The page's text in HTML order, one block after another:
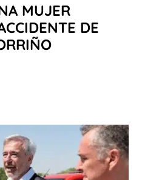
MUJER
DE